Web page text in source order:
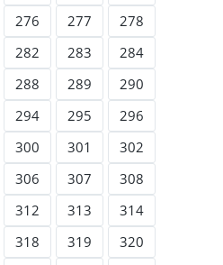
276 277
278
282 283
284
288 289
290
294 295
296
300 301
302
306 307
308
312 313
314
318 319
320